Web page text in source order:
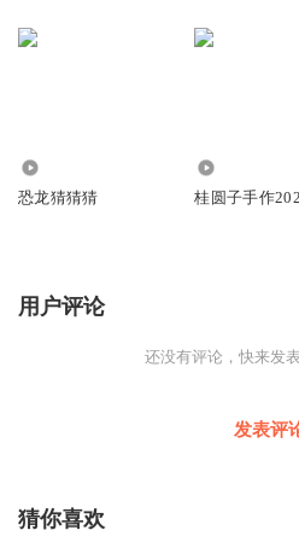
恐龙猜猜猜 桂圆子手作
用户评论
还没有评论，快来发
发表评
猜你喜欢